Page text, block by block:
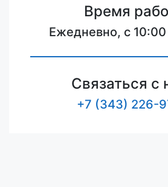
Время
Ежедневно, с
Связаться с
+7 (343) 226-